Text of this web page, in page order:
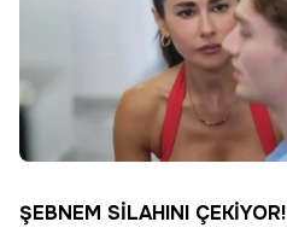
ŞEBNEM SİLAHINI ÇEKİYOR!